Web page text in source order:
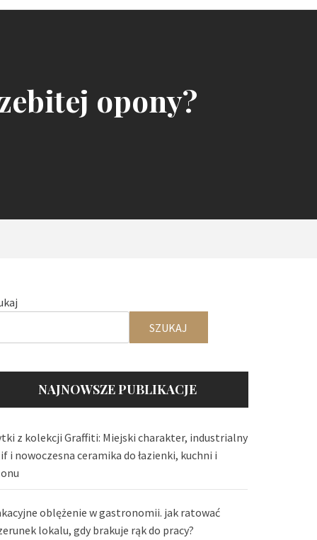
opony?
SZUKAJ
NAJNOWSZE PUBLIKACJE
z kolekcji Graffiti: Miejski charakter, industrialny
i nowoczesna ceramika do łazienki, kuchni i
oblężenie w gastronomii. jak ratować
lokalu, gdy brakuje rąk do pracy?